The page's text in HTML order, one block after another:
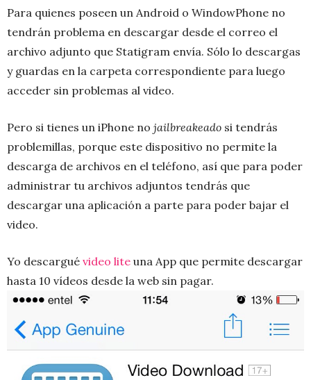
Para quienes poseen un Android o WindowPhone no
tendrán problema en descargar desde el correo el
archivo adjunto que Statigram envía. Sólo lo descargas
y guardas en la carpeta correspondiente para luego
acceder sin problemas al video.
Pero si tienes un iPhone no jailbreakeado si tendrás
problemillas, porque este dispositivo no permite la
descarga de archivos en el teléfono, así que para poder
administrar tu archivos adjuntos tendrás que
descargar una aplicación a parte para poder bajar el
video.
Yo descargué video lite una App que permite descargar
hasta 10 vídeos desde la web sin pagar.